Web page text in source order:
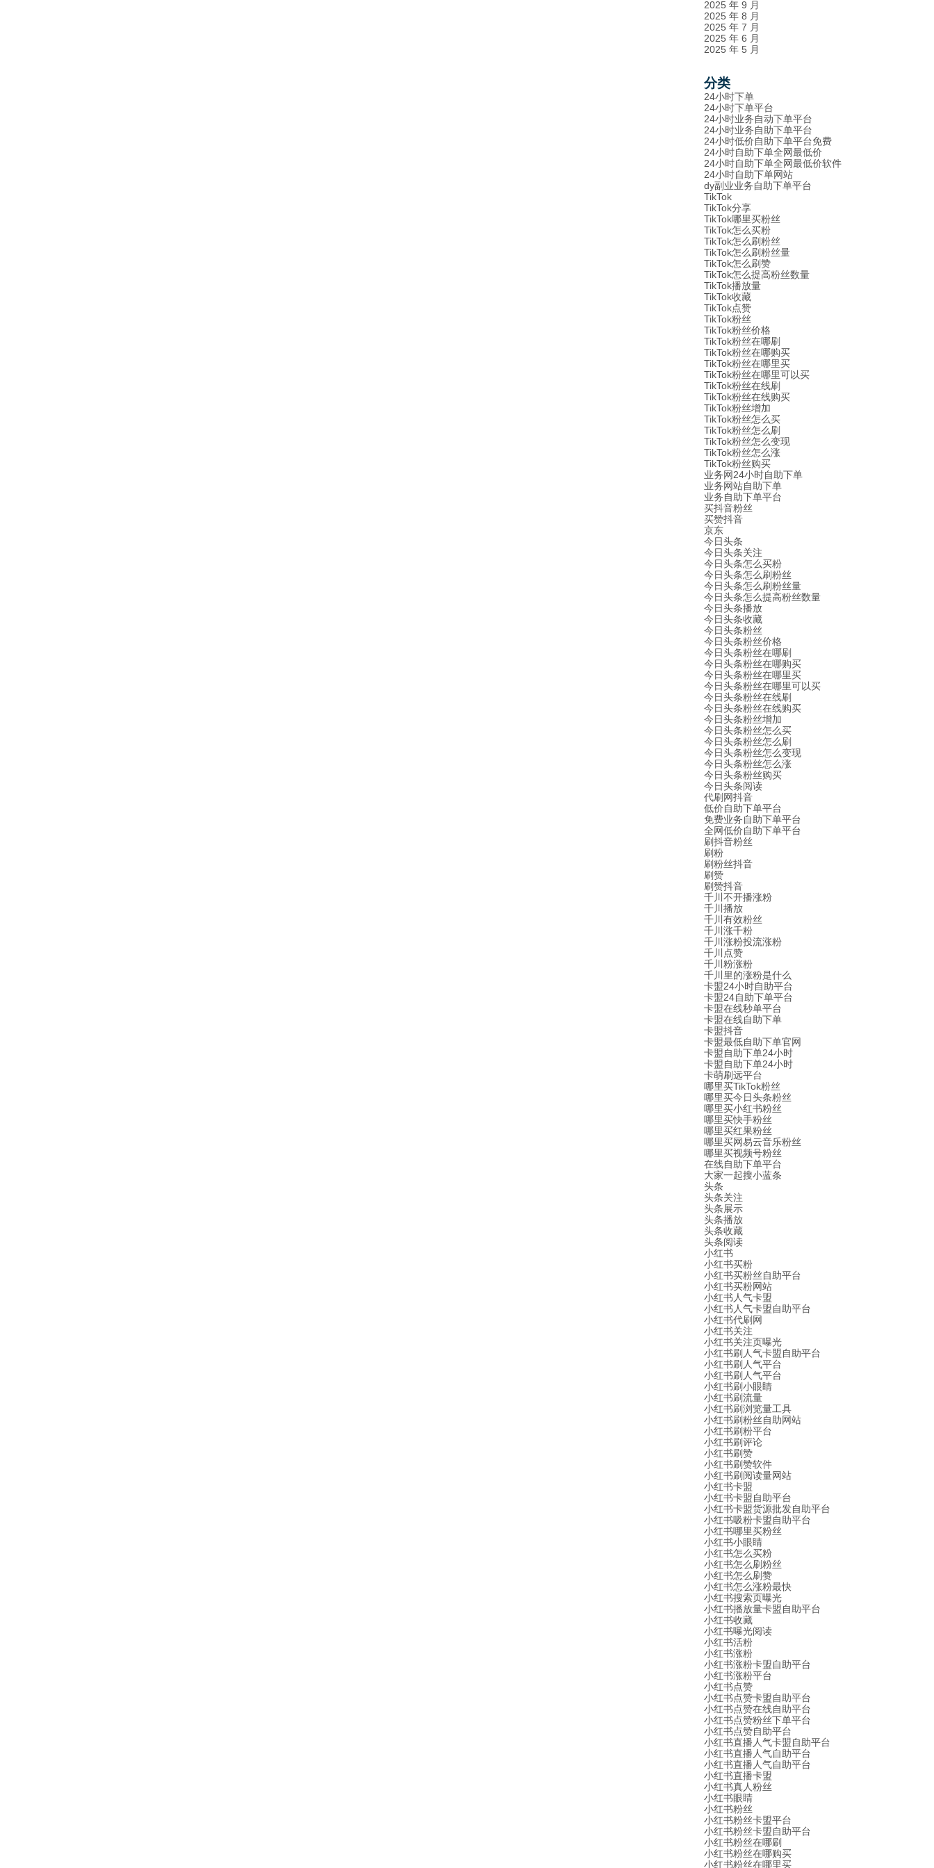
2025 年 9 月
2025 年 8 月
2025 年 7 月
2025 年 6 月
2025 年 5 月
分类
24小时下单
24小时下单平台
24小时业务自动下单平台
24小时业务自助下单平台
24小时低价自助下单平台免费
24小时自助下单全网最低价
24小时自助下单全网最低价软件
24小时自助下单网站
dy副业业务自助下单平台
TikTok
TikTok分享
TikTok哪里买粉丝
TikTok怎么买粉
TikTok怎么刷粉丝
TikTok怎么刷粉丝量
TikTok怎么刷赞
TikTok怎么提高粉丝数量
TikTok播放量
TikTok收藏
TikTok点赞
TikTok粉丝
TikTok粉丝价格
TikTok粉丝在哪刷
TikTok粉丝在哪购买
TikTok粉丝在哪里买
TikTok粉丝在哪里可以买
TikTok粉丝在线刷
TikTok粉丝在线购买
TikTok粉丝增加
TikTok粉丝怎么买
TikTok粉丝怎么刷
TikTok粉丝怎么变现
TikTok粉丝怎么涨
TikTok粉丝购买
业务网24小时自助下单
业务网站自助下单
业务自助下单平台
买抖音粉丝
买赞抖音
京东
今日头条
今日头条关注
今日头条怎么买粉
今日头条怎么刷粉丝
今日头条怎么刷粉丝量
今日头条怎么提高粉丝数量
今日头条播放
今日头条收藏
今日头条粉丝
今日头条粉丝价格
今日头条粉丝在哪刷
今日头条粉丝在哪购买
今日头条粉丝在哪里买
今日头条粉丝在哪里可以买
今日头条粉丝在线刷
今日头条粉丝在线购买
今日头条粉丝增加
今日头条粉丝怎么买
今日头条粉丝怎么刷
今日头条粉丝怎么变现
今日头条粉丝怎么涨
今日头条粉丝购买
今日头条阅读
代刷网抖音
低价自助下单平台
免费业务自助下单平台
全网低价自助下单平台
刷抖音粉丝
刷粉
刷粉丝抖音
刷赞
刷赞抖音
千川不开播涨粉
千川播放
千川有效粉丝
千川涨千粉
千川涨粉投流涨粉
千川点赞
千川粉涨粉
千川里的涨粉是什么
卡盟24小时自助平台
卡盟24自助下单平台
卡盟在线秒单平台
卡盟在线自助下单
卡盟抖音
卡盟最低自助下单官网
卡盟自助下单24小时
卡盟自助下单24小时
卡萌刷远平台
哪里买TikTok粉丝
哪里买今日头条粉丝
哪里买小红书粉丝
哪里买快手粉丝
哪里买红果粉丝
哪里买网易云音乐粉丝
哪里买视频号粉丝
在线自助下单平台
大家一起搜小蓝条
头条
头条关注
头条展示
头条播放
头条收藏
头条阅读
小红书
小红书买粉
小红书买粉丝自助平台
小红书买粉网站
小红书人气卡盟
小红书人气卡盟自助平台
小红书代刷网
小红书关注
小红书关注页曝光
小红书刷人气卡盟自助平台
小红书刷人气平台
小红书刷人气平台
小红书刷小眼睛
小红书刷流量
小红书刷浏览量工具
小红书刷粉丝自助网站
小红书刷粉平台
小红书刷评论
小红书刷赞
小红书刷赞软件
小红书刷阅读量网站
小红书卡盟
小红书卡盟自助平台
小红书卡盟货源批发自助平台
小红书吸粉卡盟自助平台
小红书哪里买粉丝
小红书小眼睛
小红书怎么买粉
小红书怎么刷粉丝
小红书怎么刷赞
小红书怎么涨粉最快
小红书搜索页曝光
小红书播放量卡盟自助平台
小红书收藏
小红书曝光阅读
小红书活粉
小红书涨粉
小红书涨粉卡盟自助平台
小红书涨粉平台
小红书点赞
小红书点赞卡盟自助平台
小红书点赞在线自助平台
小红书点赞粉丝下单平台
小红书点赞自助平台
小红书直播人气卡盟自助平台
小红书直播人气自助平台
小红书直播人气自助平台
小红书直播卡盟
小红书真人粉丝
小红书眼睛
小红书粉丝
小红书粉丝卡盟平台
小红书粉丝卡盟自助平台
小红书粉丝在哪刷
小红书粉丝在哪购买
小红书粉丝在哪里买